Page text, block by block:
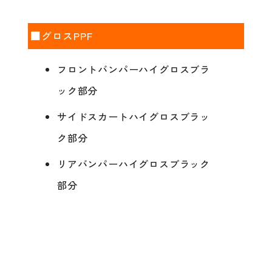
■グロスPPF
フロントバンパーハイグロスブラ
ック部分
サイドスカートハイグロスブラッ
ク部分
リアバンパーハイグロスブラック
部分